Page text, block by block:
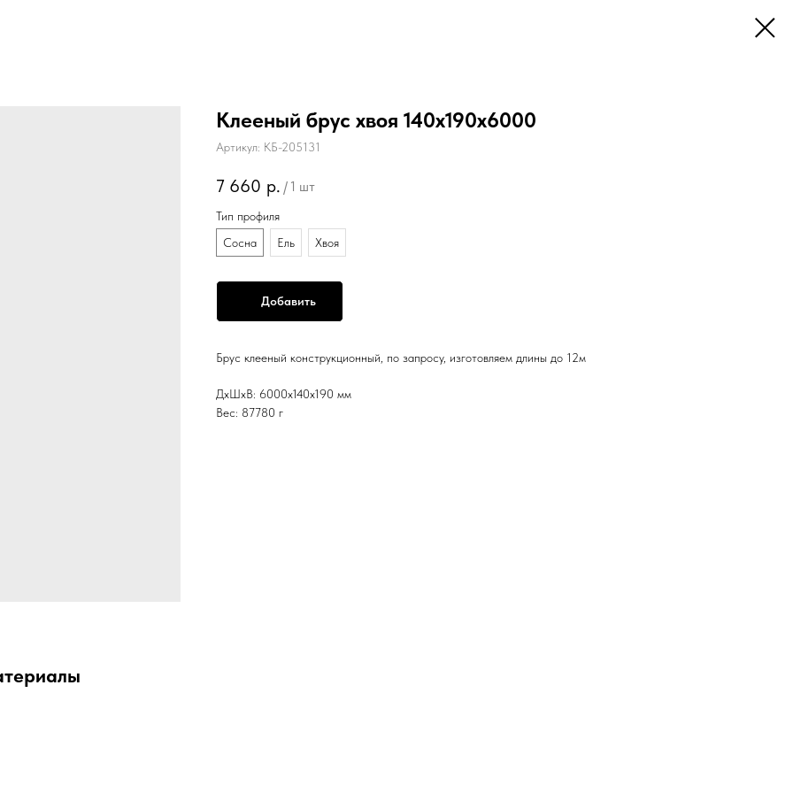
Клееный брус хвоя 140х190х6000
Артикул: КБ-205131
7 660 р. / 1 шт
Тип профиля
Сосна
Ель Хвоя
Добавить
Брус клееный конструкционный, по запросу, изготовляем длины до 12м
ДxШxВ: 6000x140x190 мм
Вес: 87780 г